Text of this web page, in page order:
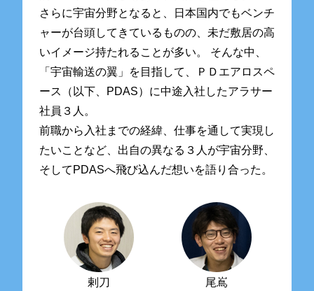
さらに宇宙分野となると、日本国内でもベンチ
ャーが台頭してきているものの、未だ敷居の高
いイメージ持たれることが多い。 そんな中、
「宇宙輸送の翼」を目指して、ＰＤエアロスペ
ース（以下、PDAS）に中途入社したアラサー
社員３人。
前職から入社までの経緯、仕事を通して実現し
たいことなど、出自の異なる３人が宇宙分野、
そしてPDASへ飛び込んだ想いを語り合った。
剌刀 尾嶌